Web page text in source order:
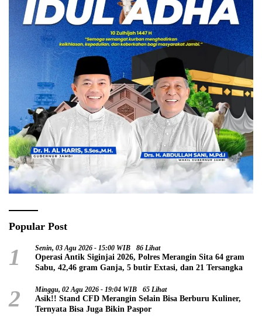
Popular Post
1 Senin, 03 Agu 2026 - 15:00 WIB 86 Lihat
Operasi Antik Siginjai 2026, Polres Merangin Sita 64 gram
Sabu, 42,46 gram Ganja, 5 butir Extasi, dan 21 Tersangka
2 Minggu, 02 Agu 2026 - 19:04 WIB 65 Lihat
Asik!! Stand CFD Merangin Selain Bisa Berburu Kuliner,
Ternyata Bisa Juga Bikin Paspor